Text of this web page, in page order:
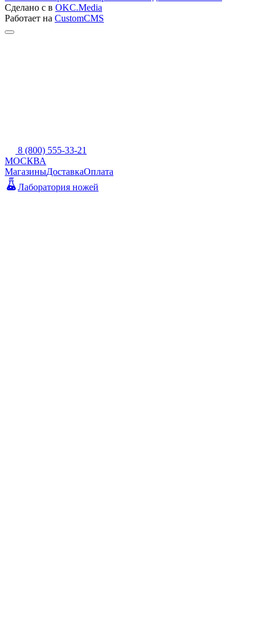
Сделано с в OKC.Media
Работает на CustomCMS
8 (800) 555-33-21
МОСКВА
МагазиныДоставкаОплата
Лаборатория ножей